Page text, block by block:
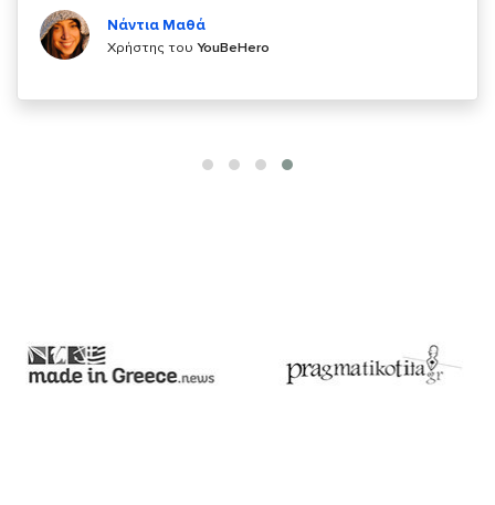
Χρήστης τουYouBeHero